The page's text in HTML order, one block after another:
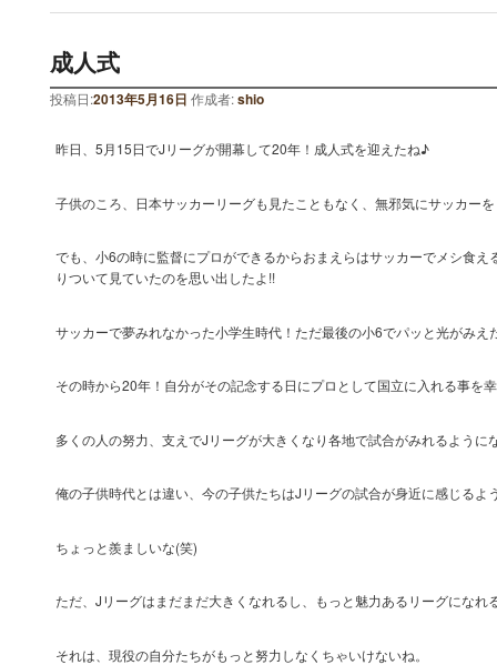
成人式
投稿日:2013年5月16日 作成者:shio
昨日、5月15日でJリーグが開幕して20年！成人式を迎えたね♪
子供のころ、日本サッカーリーグも見たこともなく、無邪気にサッカー
でも、小6の時に監督にプロができるからおまえらはサッカーでメシ食
りついて見ていたのを思い出したよ!!
サッカーで夢みれなかった小学生時代！ただ最後の小6でパッと光がみえ
その時から20年！自分がその記念する日にプロとして国立に入れる事を
多くの人の努力、支えでJリーグが大きくなり各地で試合がみれるように
俺の子供時代とは違い、今の子供たちはJリーグの試合が身近に感じるよ
ちょっと羨ましいな(笑)
ただ、Jリーグはまだまだ大きくなれるし、もっと魅力あるリーグになれ
それは、現役の自分たちがもっと努力しなくちゃいけないね。